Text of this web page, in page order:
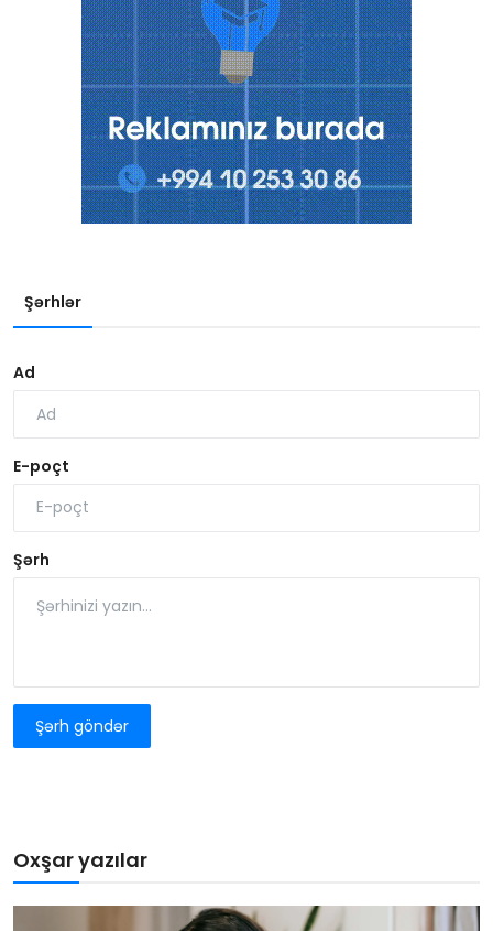
Şərhlər
Ad
E-poçt
Şərh
Şərh göndər
Oxşar yazılar